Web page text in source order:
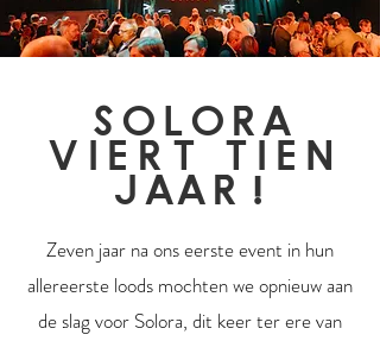
solora
viert tien
jaar!
Zeven jaar na ons eerste event in hun
allereerste loods mochten we opnieuw aan
de slag voor Solora, dit keer ter ere van